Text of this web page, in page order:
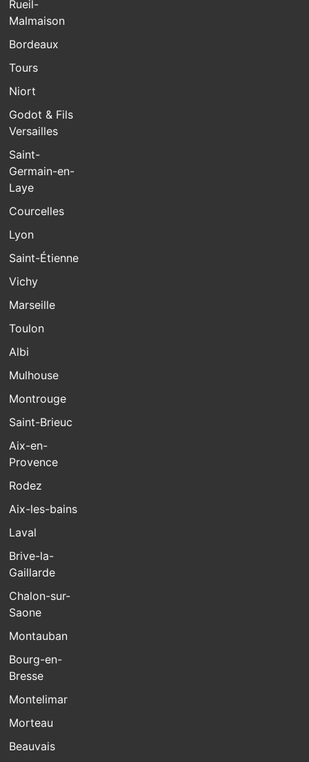
Rueil-
Malmaison
Bordeaux
Tours
Niort
Godot & Fils
Versailles
Saint-
Germain-en-
Laye
Courcelles
Lyon
Saint-Étienne
Vichy
Marseille
Toulon
Albi
Mulhouse
Montrouge
Saint-Brieuc
Aix-en-
Provence
Rodez
Aix-les-bains
Laval
Brive-la-
Gaillarde
Chalon-sur-
Saone
Montauban
Bourg-en-
Bresse
Montelimar
Morteau
Beauvais